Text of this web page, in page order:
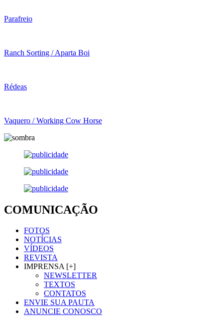
Parafreio
Ranch Sorting / Aparta Boi
Rédeas
Vaquero / Working Cow Horse
COMUNICAÇÃO
FOTOS
NOTÍCIAS
VÍDEOS
REVISTA
IMPRENSA [+]
NEWSLETTER
TEXTOS
CONTATOS
ENVIE SUA PAUTA
ANUNCIE CONOSCO